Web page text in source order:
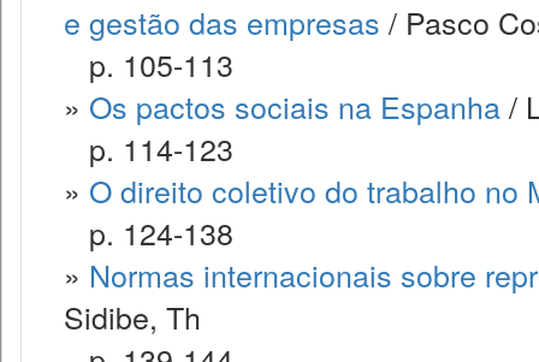
e gestão das empresas / Pasco
p. 105-113
» Os pactos sociais na Espanha/
p. 114-123
» O direito coletivo do trabalho no
p. 124-138
» Normas internacionais sobre
Sidibe, Th